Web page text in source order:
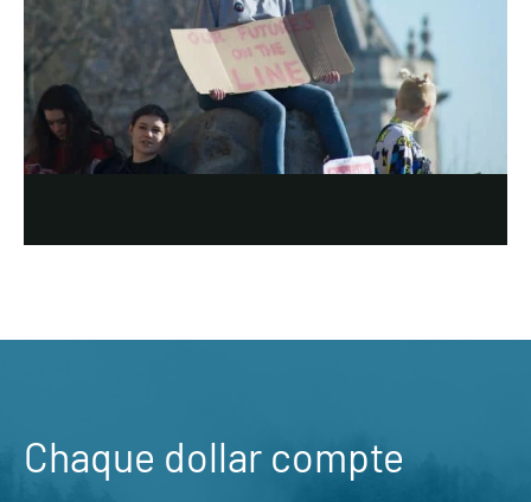
Chaque dollar compte